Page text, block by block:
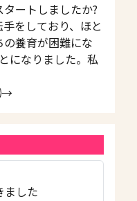
ートしましたか?
をしており、ほと
養育が困難にな
になりました。私
→
ました